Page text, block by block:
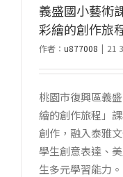
義盛國小藝術
彩繪的創作旅
作者： u877008 | 21
桃園市復興區義
繪的創作旅程」
創作，融入泰雅
學生創意表達、
生多元學習能力。